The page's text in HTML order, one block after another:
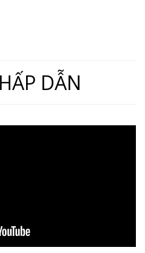
DẪN